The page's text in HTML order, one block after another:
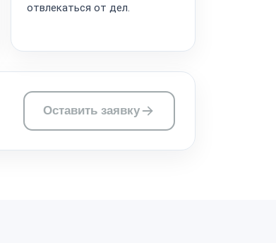
отвлекаться от дел.
Оставить заявку